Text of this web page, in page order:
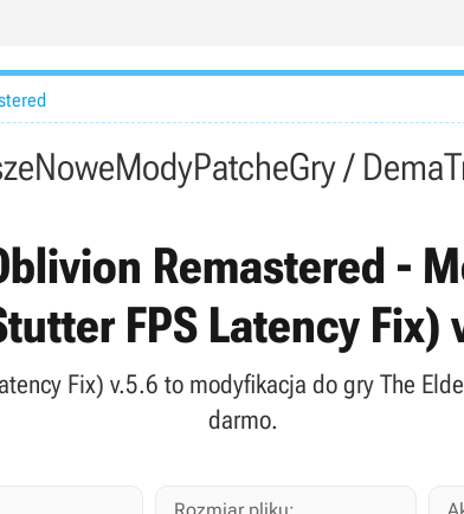
NoweModyPatcheGry / Dema
Remastered -
FPS Latency Fix)
Fix) v.5.6 to modyfikacja do gry The
darmo.